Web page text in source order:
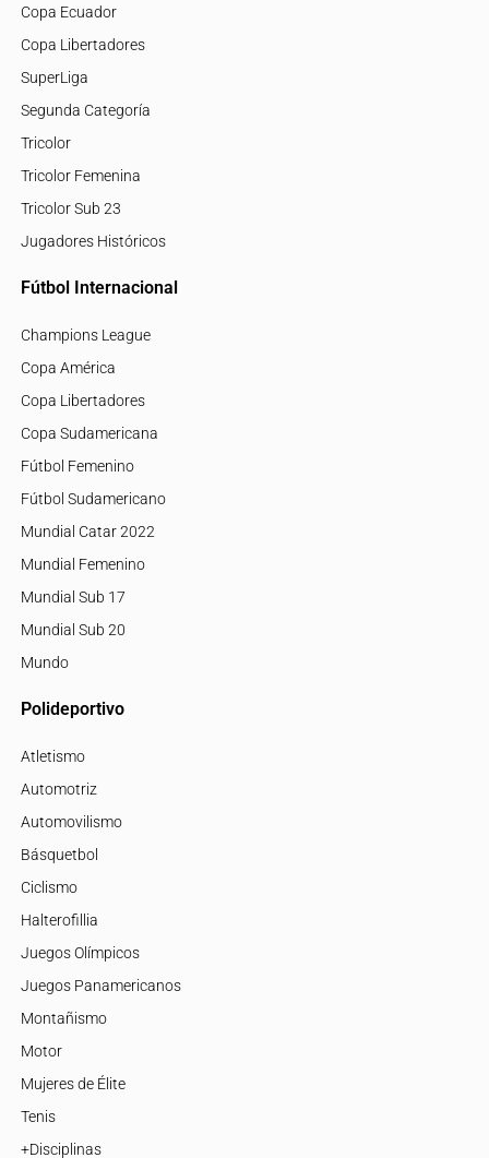
Copa Ecuador
Copa Libertadores
SuperLiga
Segunda Categoría
Tricolor
Tricolor Femenina
Tricolor Sub 23
Jugadores Históricos
Fútbol Internacional
Champions League
Copa América
Copa Libertadores
Copa Sudamericana
Fútbol Femenino
Fútbol Sudamericano
Mundial Catar 2022
Mundial Femenino
Mundial Sub 17
Mundial Sub 20
Mundo
Polideportivo
Atletismo
Automotriz
Automovilismo
Básquetbol
Ciclismo
Halterofillia
Juegos Olímpicos
Juegos Panamericanos
Montañismo
Motor
Mujeres de Élite
Tenis
+Disciplinas